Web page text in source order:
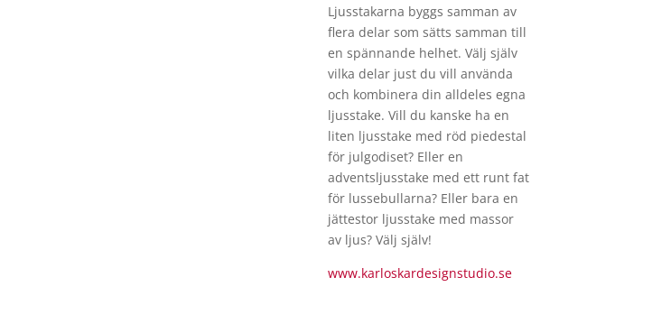
Ljusstakarna byggs samman av
flera delar som sätts samman till
en spännande helhet. Välj själv
vilka delar just du vill använda
och kombinera din alldeles egna
ljusstake. Vill du kanske ha en
liten ljusstake med röd piedestal
för julgodiset? Eller en
adventsljusstake med ett runt fat
för lussebullarna? Eller bara en
jättestor ljusstake med massor
av ljus? Välj själv!
www.karloskardesignstudio.se